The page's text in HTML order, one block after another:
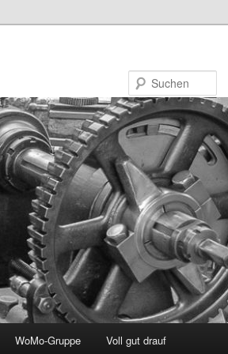
WoMo-Gruppe Voll gut drauf